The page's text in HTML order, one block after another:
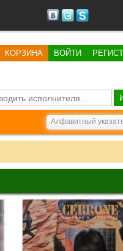
КОРЗИНА ВОЙТИ
Алфавитный